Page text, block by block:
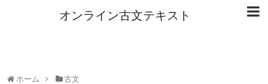
オンライン古文テキスト
ホーム 古文